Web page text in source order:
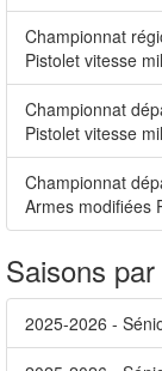
Championnat
Pistolet vitesse
Championnat
Pistolet vitesse
Championnat
Armes modifiées
Saisons
2025-2026 -